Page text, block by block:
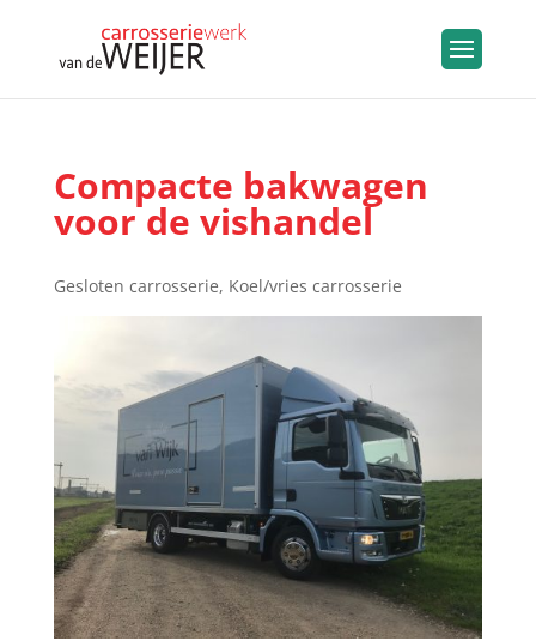
Compacte bakwagen
voor de vishandel
Gesloten carrosserie, Koel/vries carrosserie